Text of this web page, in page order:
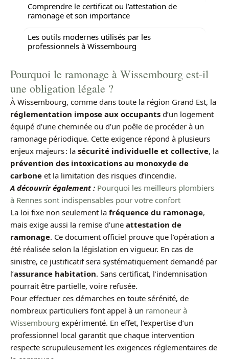
Comprendre le certificat ou l’attestation de
ramonage et son importance
Les outils modernes utilisés par les
professionnels à Wissembourg
Pourquoi le ramonage à Wissembourg est-il
une obligation légale ?
À Wissembourg, comme dans toute la région Grand Est, la
réglementation impose aux occupants d’un logement
équipé d’une cheminée ou d’un poêle de procéder à un
ramonage périodique. Cette exigence répond à plusieurs
enjeux majeurs : la sécurité individuelle et collective, la
prévention des intoxications au monoxyde de
carbone et la limitation des risques d’incendie.
A découvrir également : Pourquoi les meilleurs plombiers
à Rennes sont indispensables pour votre confort
La loi fixe non seulement la fréquence du ramonage,
mais exige aussi la remise d’une attestation de
ramonage. Ce document officiel prouve que l’opération a
été réalisée selon la législation en vigueur. En cas de
sinistre, ce justificatif sera systématiquement demandé par
l’assurance habitation. Sans certificat, l’indemnisation
pourrait être partielle, voire refusée.
Pour effectuer ces démarches en toute sérénité, de
nombreux particuliers font appel à un ramoneur à
Wissembourg expérimenté. En effet, l’expertise d’un
professionnel local garantit que chaque intervention
respecte scrupuleusement les exigences réglementaires de